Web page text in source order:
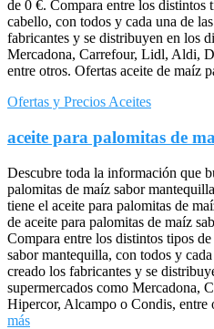
de 0 €. Compara entre los distintos
cabello, con todos y cada una de
fabricantes y se distribuyen en los
Mercadona, Carrefour, Lidl, Aldi,
entre otros. Ofertas aceite de maíz
Ofertas y Precios Aceites
aceite para palomitas de
Descubre toda la información que
palomitas de maíz sabor
tiene el aceite para palomitas de
de aceite para palomitas de maíz
Compara entre los distintos tipos
sabor mantequilla, con todos y
creado los fabricantes y se
supermercados como Mercadona,
Hipercor, Alcampo o Condis, entre
más